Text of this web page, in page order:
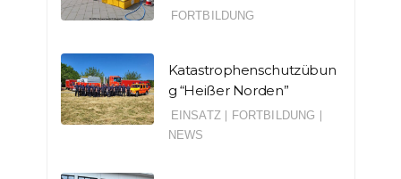
FORTBILDUNG
Katastrophenschutzübun
g “Heißer Norden”
EINSATZ FORTBILDUNG
NEWS